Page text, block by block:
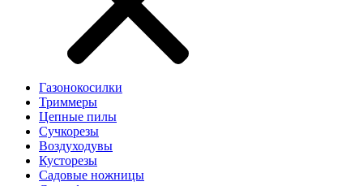
Газонокосилки
Триммеры
Цепные пилы
Cучкорезы
Воздуходувы
Кусторезы
Садовые ножницы